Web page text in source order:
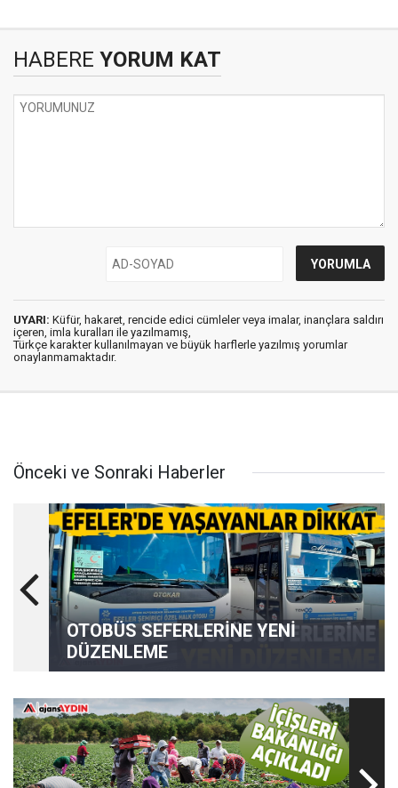
HABERE YORUM KAT
UYARI: Küfür, hakaret, rencide edici cümleler veya imalar, inançlara saldırı
içeren, imla kuralları ile yazılmamış,
Türkçe karakter kullanılmayan ve büyük harflerle yazılmış yorumlar
onaylanmamaktadır.
Önceki ve Sonraki Haberler
OTOBÜS SEFERLERİNE YENİ
DÜZENLEME